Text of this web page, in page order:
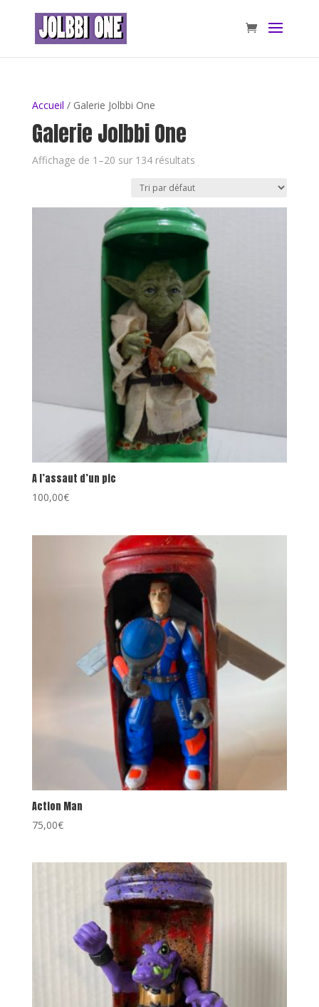
Accueil / Galerie Jolbbi One
Galerie Jolbbi One
Affichage de 1–20 sur 134 résultats
A l’assaut d’un pic
100,00€
Action Man
75,00€